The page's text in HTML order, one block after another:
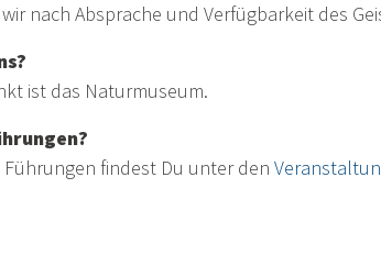
nach Absprache und Verfügbarkeit des
ist das Naturmuseum.
findest Du unter den